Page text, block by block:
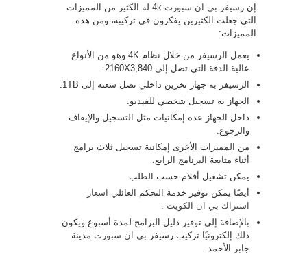
إن رسيفر بي ان سبورت 4k
له الكثير من المميزات
التي جعلت الكثيرين يفكرون في تركيبه، ومن هذه
المميزات:
يعمل الرسيفر من خلال نظام 4K وهو من الأنواع
عالية الدقة التي تصل إلى 2160X3,840.
الرسيفر به جهاز تخزين داخلي تصل سعته إلى 1TB.
الجهاز به تسجيل شخصي للفيديو.
داخل الجهاز عدة إمكانيات مثل التسجيل والإيقاف
والرجوع.
من المميزات الأخرى إمكانية تسجيل ثلاث برامج
أثناء متابعة البرنامج الرابع.
يمكن تشغيل أفلام حسب الطلب.
أيضًا يمكن توفير خدمة التحكم العائلي
اسعار
اشتراك بي ان الكويت
بالإضافة إلى توفير دليل البرامج لمدة أسبوع ويكون
ذلك إلكترونيًا تركيب رسيفر بي ان سبورت مدينة
جابر الأحمد .